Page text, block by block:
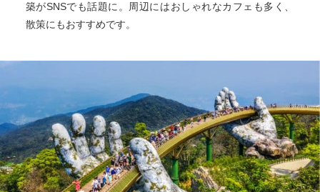
築がSNSでも話題に。周辺にはおしゃれなカフェも多く、
散策にもおすすめです。